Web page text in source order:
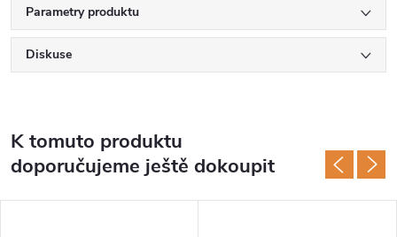
Parametry produktu
Diskuse
K tomuto produktu
doporučujeme ještě dokoupit